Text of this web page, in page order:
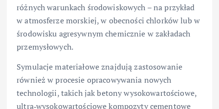
różnych warunkach środowiskowych – na przykład
w atmosferze morskiej, w obecności chlorków lub w
środowisku agresywnym chemicznie w zakładach
przemysłowych.
Symulacje materiałowe znajdują zastosowanie
również w procesie opracowywania nowych
technologii, takich jak betony wysokowartościowe,
ultra‑wysokowartościowe kompozyty cementowe